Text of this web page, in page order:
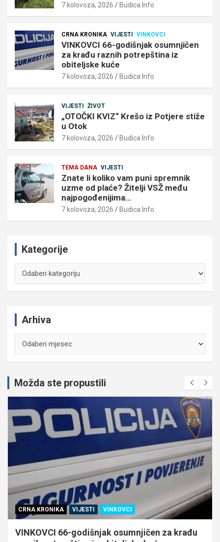
7 kolovoza, 2026 Budica Info
CRNA KRONIKA VIJESTI VINKOVCI
VINKOVCI 66-godišnjak osumnjičen
za krađu raznih potrepština iz
obiteljske kuće
7 kolovoza, 2026 Budica Info
VIJESTI ŽIVOT
„OTOČKI KVIZ“ Krešo iz Potjere stiže
u Otok
7 kolovoza, 2026 Budica Info
TEMA DANA VIJESTI
Znate li koliko vam puni spremnik
uzme od plaće? Žitelji VSŽ među
najpogođenijima…
7 kolovoza, 2026 Budica Info
Kategorije
Arhiva
Možda ste propustili
CRNA KRONIKA VIJESTI VINKOVCI
VINKOVCI 66-godišnjak osumnjičen za krađu